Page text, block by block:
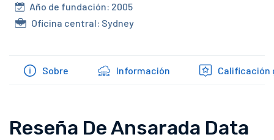
Año de fundación: 2005
Oficina central: Sydney
Sobre Información Calificación
Reseña De Ansarada Data